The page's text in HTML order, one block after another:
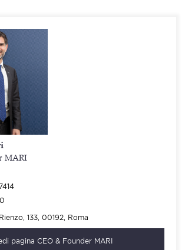
MARI
133, 00192, Roma
pagina CEO & Founder MARI